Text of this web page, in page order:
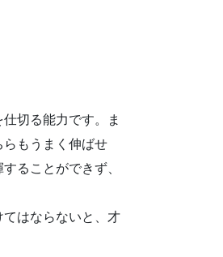
切る能力です。ま
もうまく伸ばせ
ることができず、
はならないと、才